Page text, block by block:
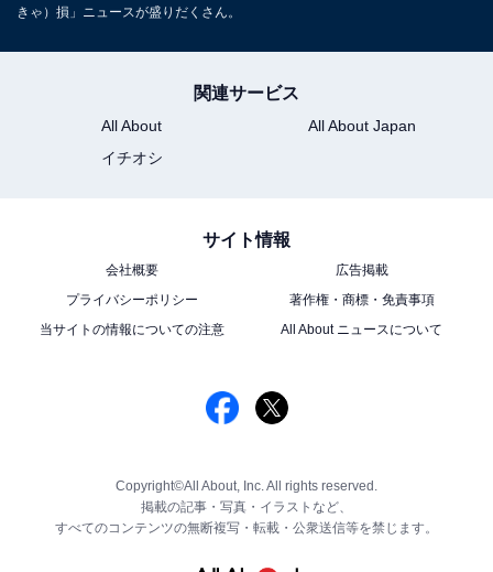
きゃ）損」ニュースが盛りだくさん。
関連サービス
All About
All About Japan
イチオシ
サイト情報
会社概要
広告掲載
プライバシーポリシー
著作権・商標・免責事項
当サイトの情報についての注意
All About ニュースについて
Copyright©All About, Inc. All rights reserved.
掲載の記事・写真・イラストなど、
すべてのコンテンツの無断複写・転載・公衆送信等を禁じます。